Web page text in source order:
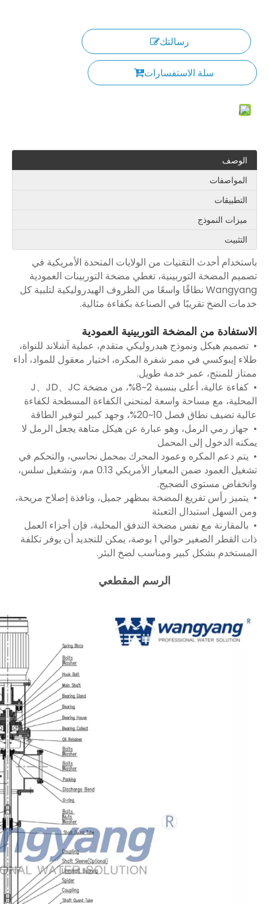
رسالتك
سلة الاستفسارات
الوصف
المواصفات
التطبيقات
ميزات النموذج
التثبيت
باستخدام أحدث التقنيات من الولايات المتحدة الأمريكية في
تصميم المضخة التوربينية، تغطي مضخة التوربينات العمودية
Wangyang نطاقًا واسعًا من الظروف الهيدروليكية لتلبية كل
خدمات الضخ تقريبًا في الصناعة بكفاءة مثالية.
الاستفادة من المضخة التوربينية العمودية
• تصميم هيكل ونموذج هيدروليكي متقدم، عملية آشلاند للنواة،
طلاء إيبوكسي في ممر شفرة المكره، اختيار معقول للمواد، أداء
ممتاز للمنتج، عمر خدمة طويل.
• كفاءة عالية، أعلى بنسبة 2~8%، من مضخة J、JD、JC
المحلية، مع مساحة واسعة لمنحنى الكفاءة المسطحة لكفاءة
عالية تضيف نطاق فصل 10~20%، وجهد كبير لتوفير الطاقة
• جهاز رمي الرمل، وهو عبارة عن هيكل متاهة يجعل الرمل لا
يمكنه الدخول إلى المحمل
• يتم دعم المكره وعمود المحرك بمحمل نحاسي، والتحكم في
تشغيل العمود ضمن المعيار الأمريكي 0.13 مم، وتشغيل سلس،
وانخفاض مستوى الضجيج.
• يتميز رأس تفريغ المضخة بمظهر جميل، ونافذة إصلاح مريحة،
ومن السهل استبدال التعبئة
• بالمقارنة مع نفس مضخة التدفق المحلية، فإن أجزاء العمل
ذات القطر الصغير حوالي 1 بوصة، يمكن للتجديد أن يوفر تكلفة
المستخدم بشكل كبير ومناسب لضخ البئر.
الرسم المقطعي